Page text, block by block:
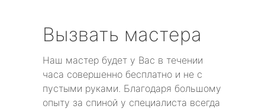
Вызвать мастера
Наш мастер будет у Вас в течении
часа совершенно бесплатно и не с
пустыми руками. Благодаря большому
опыту за спиной у специалиста всегда